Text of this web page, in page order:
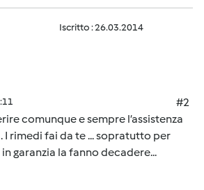
Iscritto : 26.03.2014
#2
comunque e sempre l’assistenza
rimedi fai da te ... sopratutto per
garanzia la fanno decadere...